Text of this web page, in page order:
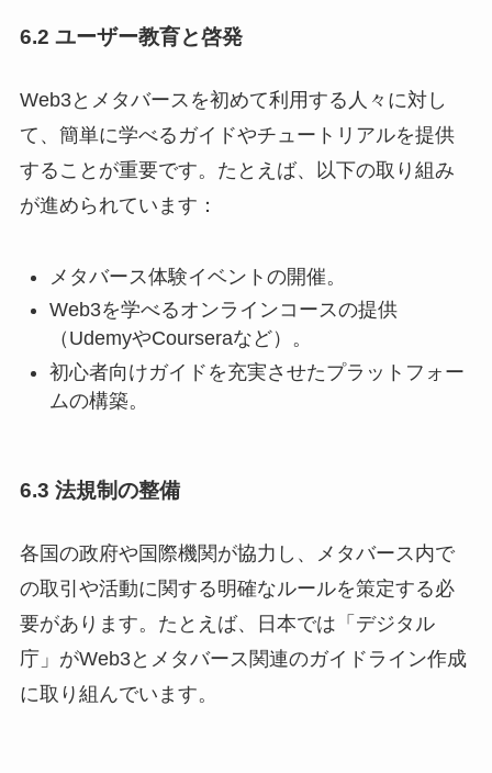
6.2 ユーザー教育と啓発
Web3とメタバースを初めて利用する人々に対し
て、簡単に学べるガイドやチュートリアルを提供
することが重要です。たとえば、以下の取り組み
が進められています：
メタバース体験イベントの開催。
Web3を学べるオンラインコースの提供
（UdemyやCourseraなど）。
初心者向けガイドを充実させたプラットフォー
ムの構築。
6.3 法規制の整備
各国の政府や国際機関が協力し、メタバース内で
の取引や活動に関する明確なルールを策定する必
要があります。たとえば、日本では「デジタル
庁」がWeb3とメタバース関連のガイドライン作成
に取り組んでいます。